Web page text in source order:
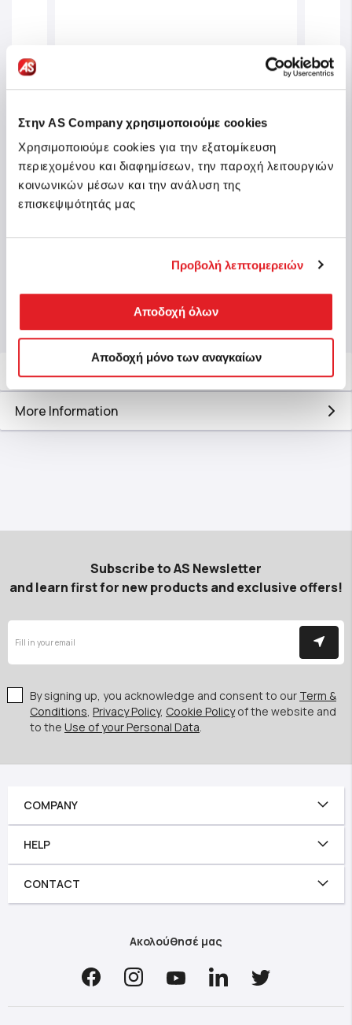
Στην AS Company χρησιμοποιούμε cookies
Χρησιμοποιούμε cookies για την εξατομίκευση
περιεχομένου και διαφημίσεων, την παροχή λειτουργιών
κοινωνικών μέσων και την ανάλυση της
επισκεψιμότητάς μας
Προβολή λεπτομερειών
Αποδοχή όλων
Αποδοχή μόνο των αναγκαίων
stock
Clementoni Puzzle Panorama High
Quality Collection Bright
Amsterdam 1000 pcs
Sku: 1220-39838
500
Description
More Information
Subscribe to AS Newsletter
and learn first for new products and exclusive offers!
By signing up, you acknowledge and consent to our Term &
Conditions, Privacy Policy, Cookie Policyof the website and
to the Use of your Personal Data.
COMPANY
HELP
CONTACT
Ακολούθησέ μας